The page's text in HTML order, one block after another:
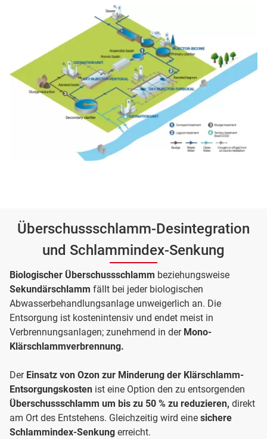
Überschussschlamm-Desintegration
und Schlammindex-Senkung
Biologischer Überschussschlamm beziehungsweise
Sekundärschlamm fällt bei jeder biologischen
Abwasserbehandlungsanlage unweigerlich an. Die
Entsorgung ist kostenintensiv und endet meist in
Verbrennungsanlagen; zunehmend in der Mono-
Klärschlammverbrennung.
Der Einsatz von Ozon zur Minderung der Klärschlamm-
Entsorgungskosten ist eine Option den zu entsorgenden
Überschussschlamm um bis zu 50 % zu reduzieren, direkt
am Ort des Entstehens. Gleichzeitig wird eine sichere
Schlammindex-Senkung erreicht.